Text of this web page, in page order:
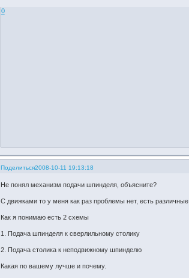
0
Поделиться2008-10-11 19:13:18
Не понял механизм подачи шпинделя, объясните?
С движками то у меня как раз проблемы нет, есть различные.
Как я понимаю есть 2 схемы
1. Подача шпинделя к сверлильному столику
2. Подача столика к неподвижному шпинделю
Какая по вашему лучше и почему.